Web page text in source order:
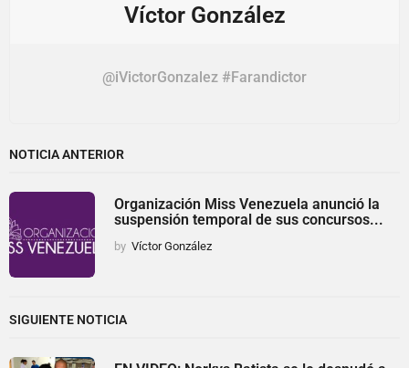
Víctor González
@iVictorGonzalez #Farandictor
NOTICIA ANTERIOR
Organización Miss Venezuela anunció la
suspensión temporal de sus concursos...
by Víctor González
SIGUIENTE NOTICIA